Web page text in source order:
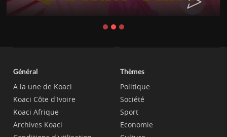
Général
A la une de Koaci
Koaci Côte d'Ivoire
Koaci Afrique
Archives Koaci
Thèmes
Politique
Société
Sport
Economie